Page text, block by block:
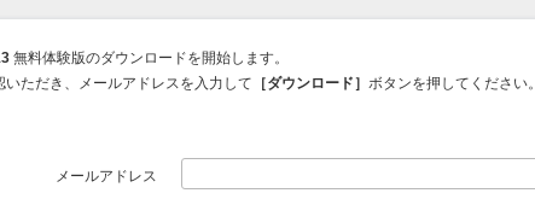
無料体験版のダウンロードを開始します。
ただき、メールアドレスを入力して ［ダウンロード］ ボタンを押してください。
メールアドレス